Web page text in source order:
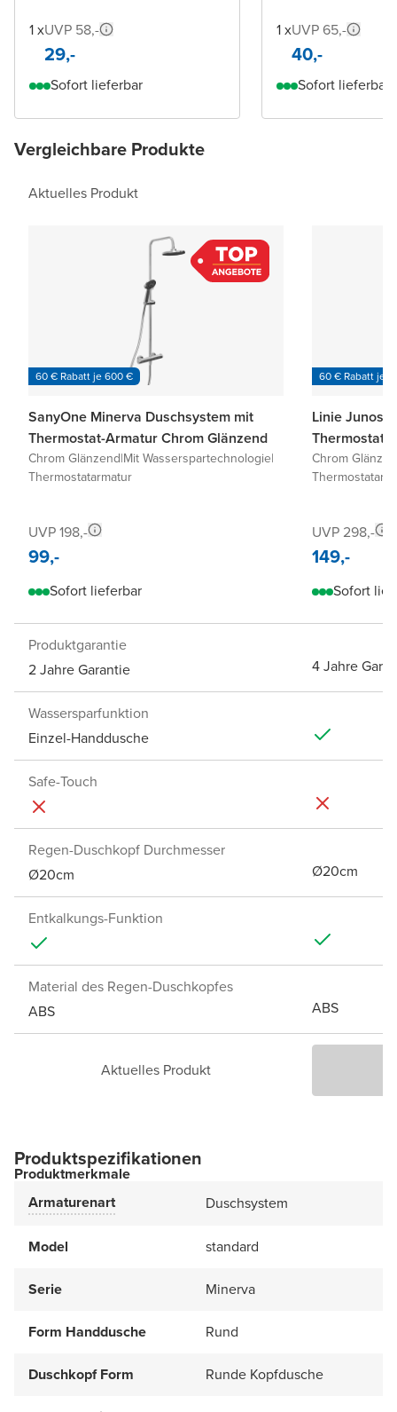
1 xUVP 58,-
29,-
Sofort lieferbar
1 xUVP 65,-
40,-
Sofort lieferbar
Vergleichbare Produkte
Aktuelles Produkt
60 € Rabatt je 600 €
SanyOne Minerva Duschsystem mit
Thermostat-Armatur Chrom Glänzend
Chrom Glänzend|Mit Wasserspartechnologie|
Thermostatarmatur
UVP 198,-
99,-
Sofort lieferbar
60 € Rabatt je
Linie Junos
Thermostat-
Chrom
UVP 298,-
149,-
Sofort
Produktgarantie
2 Jahre Garantie
4 Jahre
Wassersparfunktion
Einzel-Handdusche
Safe-Touch
Regen-Duschkopf Durchmesser
Ø20cm
Ø20cm
Entkalkungs-Funktion
Material des Regen-Duschkopfes
ABS
ABS
Aktuelles Produkt
Produktspezifikationen
Produktmerkmale
Armaturenart
Duschsystem
Model standard
Serie Minerva
Form Handdusche Rund
Duschkopf Form Runde Kopfdusche